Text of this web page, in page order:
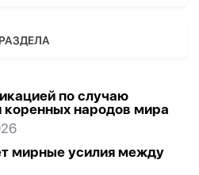
по случаю
народов мира
мирные усилия между